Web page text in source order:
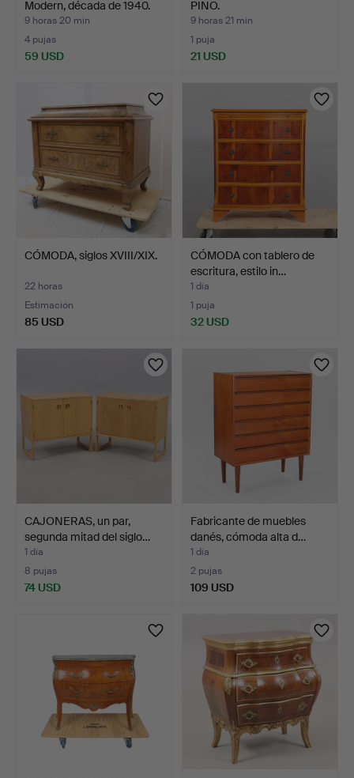
Modern, década de 1940.
9 horas 20 min
4 pujas
59 USD
PINO.
9 horas 21 min
1 puja
21 USD
CÓMODA, siglos XVIII/XIX.
22 horas
Estimación
85 USD
CÓMODA con tablero de
escritura, estilo in…
1 día
1 puja
32 USD
CAJONERAS, un par,
segunda mitad del siglo…
1 día
8 pujas
74 USD
Fabricante de muebles
danés, cómoda alta d…
1 día
2 pujas
109 USD